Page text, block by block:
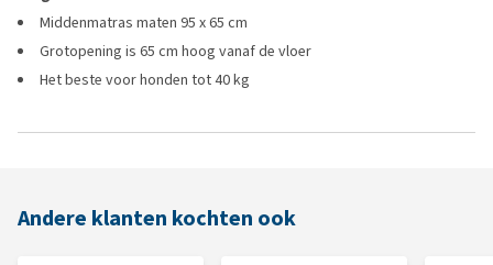
Middenmatras maten 95 x 65 cm
Grotopening is 65 cm hoog vanaf de vloer
Het beste voor honden tot 40 kg
Andere klanten kochten ook